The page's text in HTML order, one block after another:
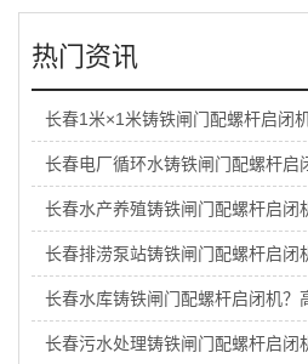
热门资讯
长春1米×1米铸铁闸门配螺杆启闭
长春电厂循环水铸铁闸门配螺杆启
长春水产养殖铸铁闸门配螺杆启闭
长春排涝泵站铸铁闸门配螺杆启闭
长春水库铸铁闸门配螺杆启闭机？
长春污水处理铸铁闸门配螺杆启闭